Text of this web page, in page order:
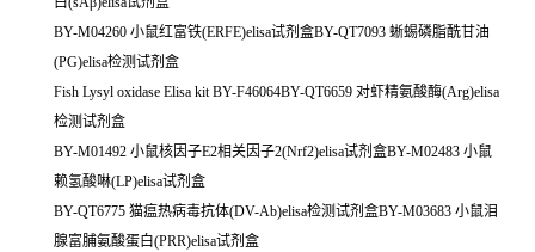
BY-M04260 小鼠红富铁(ERFE)elisa试剂盒BY-QT7093 蜥蜴磷脂酰甘油
(PG)elisa检测试剂盒
Fish Lysyl oxidase Elisa kit BY-F46064BY-QT6659 对虾精氨酸酶(Arg)elisa
检测试剂盒
BY-M01492 小鼠核因子E2相关因子2(Nrf2)elisa试剂盒BY-M02483 小鼠
赖氢酸啉(LP)elisa试剂盒
BY-QT6775 猫瘟热病毒抗体(DV-Ab)elisa检测试剂盒BY-M03683 小鼠泪
腺富脯氨酸蛋白(PRR)elisa试剂盒